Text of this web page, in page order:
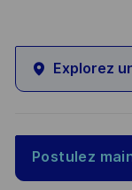
Explorez
Postulez